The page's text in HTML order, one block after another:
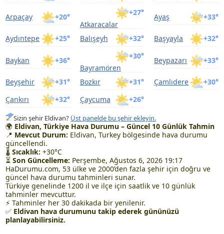
+20°
Arpaçay
+27°
Atkaracalar
+33°
Ayaş
+25°
Aydıntepe +32°
Balışeyh +32°
Başyayla
+36°
Baykan
+30°
Bayramören
+33°
Beypazarı
+31°
Beyşehir +31°
Bozkır +30°
Çamlıdere
+32°
Çankırı +26°
Çaycuma
Sizin şehir Eldivan? Üst panelde bu şehir ekleyin.
🌍 Eldivan, Türkiye Hava Durumu – Güncel 10 Günlük Tahmin
📍 Mevcut Durum: Eldivan, Turkey bölgesinde hava durumu
güncellendi.
🌡Sıcaklık: +30°C
⏳Son Güncelleme: Perşembe, Ağustos 6, 2026 19:17
HaDurumu.com, 53 ülke ve 2000’den fazla şehir için doğru ve
güncel hava durumu tahminleri sunar.
Türkiye genelinde 1200 il ve ilçe için saatlik ve 10 günlük
tahminler mevcuttur.
⚡ Tahminler her 30 dakikada bir yenilenir.
✅ Eldivan hava durumunu takip ederek gününüzü
planlayabilirsiniz.